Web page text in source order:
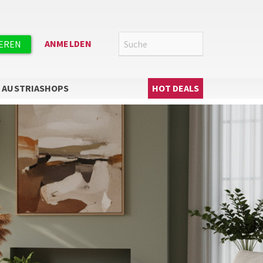
Suche
ANMELDEN
AUSTRIASHOPS Hauptnavigation
HOT DEALS